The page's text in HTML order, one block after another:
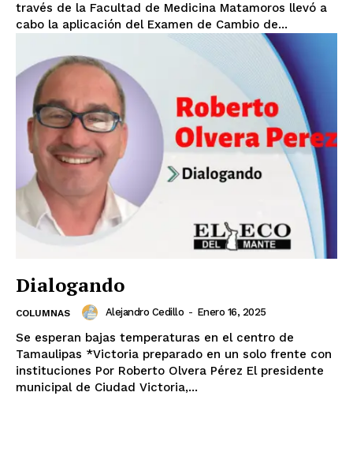
través de la Facultad de Medicina Matamoros llevó a
cabo la aplicación del Examen de Cambio de...
Dialogando
COLUMNAS Alejandro Cedillo - Enero 16, 2025
Se esperan bajas temperaturas en el centro de
Tamaulipas *Victoria preparado en un solo frente con
instituciones Por Roberto Olvera Pérez El presidente
municipal de Ciudad Victoria,...